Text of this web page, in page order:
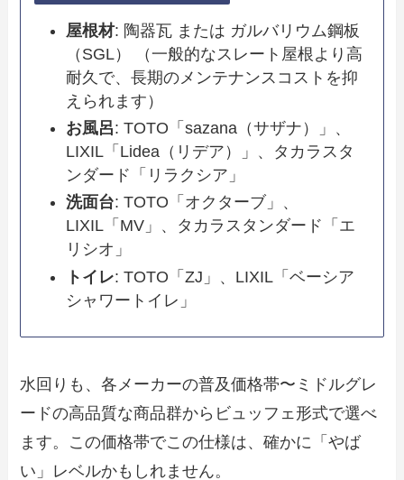
屋根材: 陶器瓦 または ガルバリウム鋼板
（SGL） （一般的なスレート屋根より高
耐久で、長期のメンテナンスコストを抑
えられます）
お風呂: TOTO「sazana（サザナ）」、
LIXIL「Lidea（リデア）」、タカラスタ
ンダード「リラクシア」
洗面台: TOTO「オクターブ」、
LIXIL「MV」、タカラスタンダード「エ
リシオ」
トイレ: TOTO「ZJ」、LIXIL「ベーシア
シャワートイレ」
水回りも、各メーカーの普及価格帯〜ミドルグレ
ードの高品質な商品群からビュッフェ形式で選べ
ます。この価格帯でこの仕様は、確かに「やば
い」レベルかもしれません。